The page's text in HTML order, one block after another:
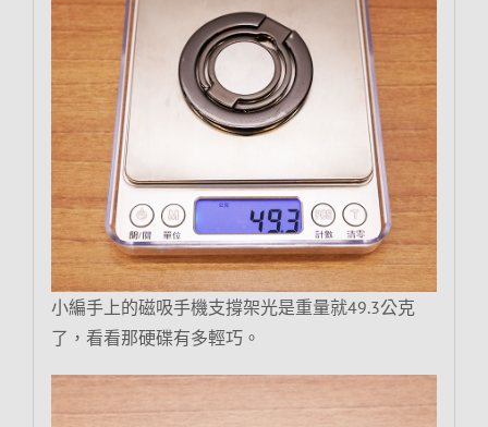
小編手上的磁吸手機支撐架光是重量就49.3公克
了，看看那硬碟有多輕巧。